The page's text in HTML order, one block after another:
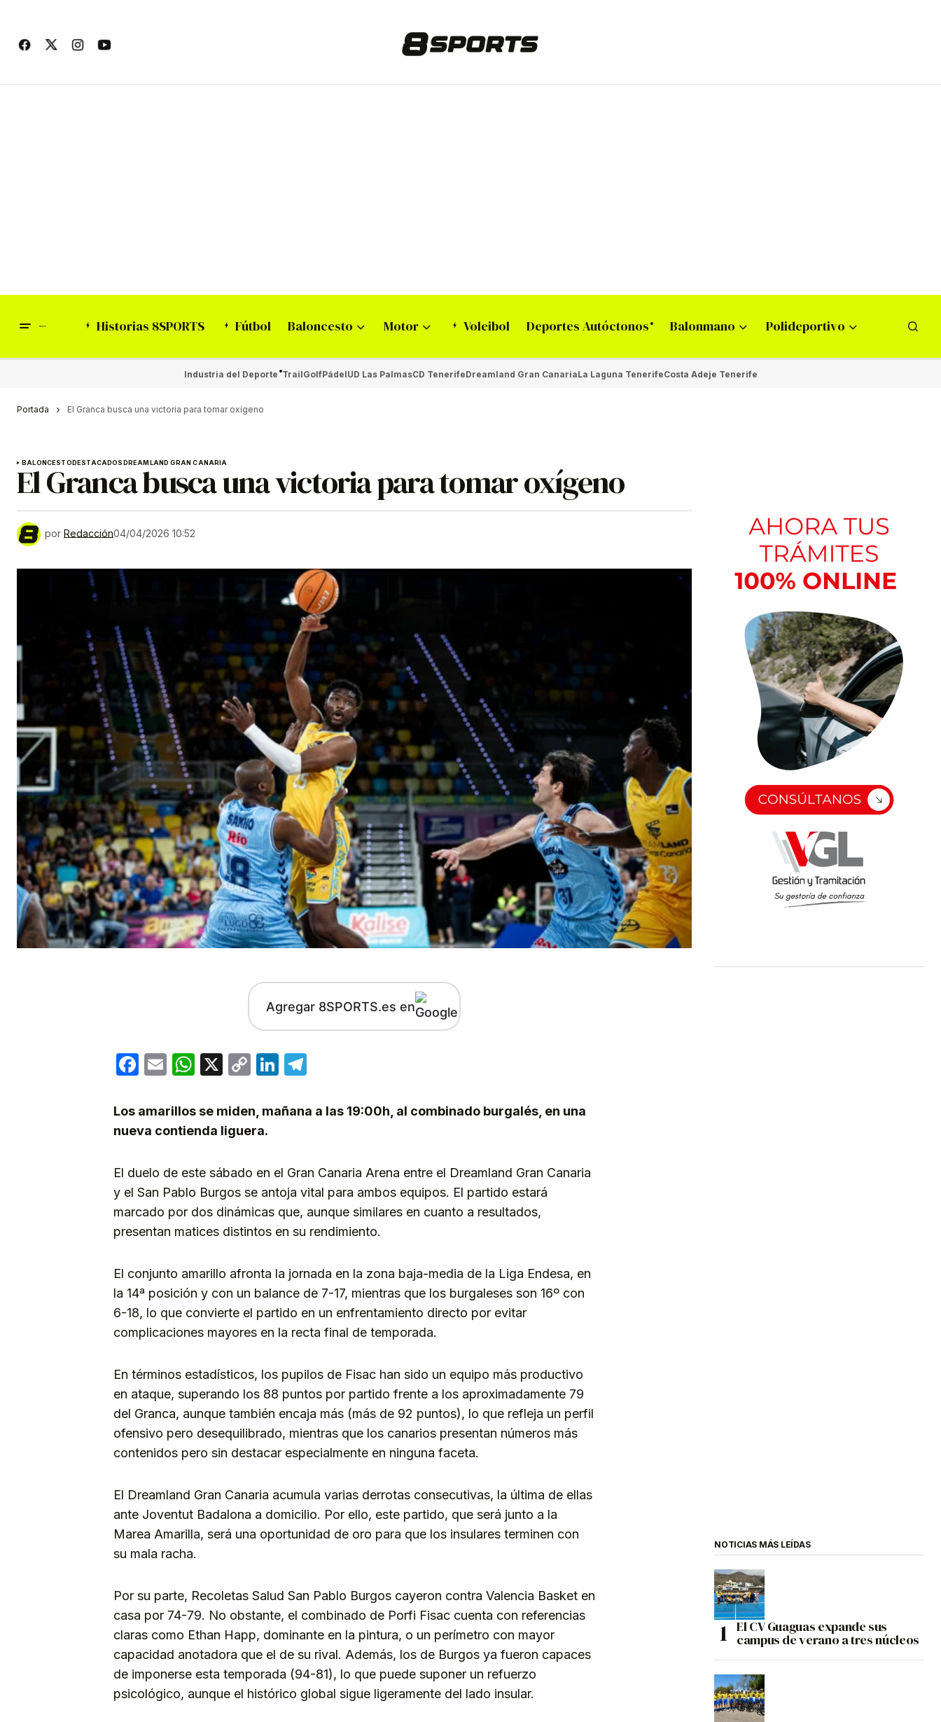
Historias 8SPORTS Fútbol Baloncesto Motor Voleibol Deportes Autóctonos Balonmano Polideportivo
Industria del Deporte TrailGolfPádelUD Las PalmasCD TenerifeDreamland Gran CanariaLa Laguna TenerifeCosta Adeje Tenerife
Portada El Granca busca una victoria para tomar oxígeno
BALONCESTODESTACADOSDREAMLAND GRAN CANARIA
El Granca busca una victoria para tomar oxígeno
por Redacción04/04/2026 10:52
Agregar 8SPORTS.es en
Facebook
EmailWhatsApp
X
CopyLinkedIn
Los amarillos se miden, mañana a las 19:00h, al combinado burgalés, en una
nueva contienda liguera.
El duelo de este sábado en el Gran Canaria Arena entre el Dreamland Gran Canaria
y el San Pablo Burgos se antoja vital para ambos equipos. El partido estará
marcado por dos dinámicas que, aunque similares en cuanto a resultados,
presentan matices distintos en su rendimiento.
El conjunto amarillo afronta la jornada en la zona baja-media de la Liga Endesa, en
la 14ª posición y con un balance de 7-17, mientras que los burgaleses son 16º con
6-18, lo que convierte el partido en un enfrentamiento directo por evitar
complicaciones mayores en la recta final de temporada.
En términos estadísticos, los pupilos de Fisac han sido un equipo más productivo
en ataque, superando los 88 puntos por partido frente a los aproximadamente 79
del Granca, aunque también encaja más (más de 92 puntos), lo que refleja un perfil
ofensivo pero desequilibrado, mientras que los canarios presentan números más
contenidos pero sin destacar especialmente en ninguna faceta.
El Dreamland Gran Canaria acumula varias derrotas consecutivas, la última de ellas
ante Joventut Badalona a domicilio. Por ello, este partido, que será junto a la
Marea Amarilla, será una oportunidad de oro para que los insulares terminen con
su mala racha.
Por su parte, Recoletas Salud San Pablo Burgos cayeron contra Valencia Basket en
casa por 74-79. No obstante, el combinado de Porfi Fisac cuenta con referencias
claras como Ethan Happ, dominante en la pintura, o un perímetro con mayor
capacidad anotadora que el de su rival. Además, los de Burgos ya fueron capaces
de imponerse esta temporada (94-81), lo que puede suponer un refuerzo
psicológico, aunque el histórico global sigue ligeramente del lado insular.
NOTICIAS MÁS LEÍDAS
El CV Guaguas expande sus
campus de verano a tres núcleos